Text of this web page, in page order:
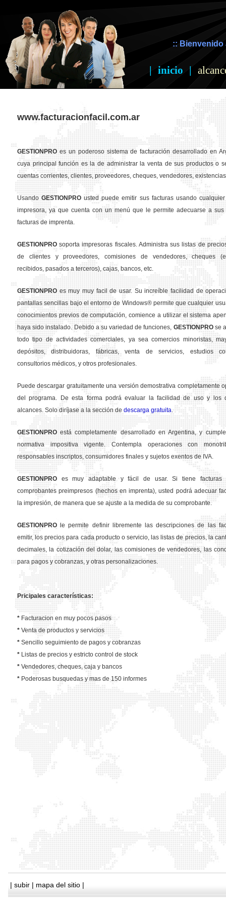
:: Bienvenido
| inicio |
www.facturacionfacil.com.ar
GESTION PRO es un poderoso sistema de facturación desarrollado en
cuya principal función es la de administrar la venta de sus productos o
cuentas corrientes, clientes, proveedores, cheques, vendedores,
Usando GESTION PRO usted puede emitir sus facturas usando
impresora, ya que cuenta con un menú que le permite adecuarse a sus
facturas de imprenta.
GESTION PRO soporta impresoras fiscales. Administra sus listas de
de clientes y proveedores, comisiones de vendedores, cheques
recibidos, pasados a terceros), cajas, bancos, etc.
GESTION PRO es muy muy facil de usar. Su increíble facilidad de
pantallas sencillas bajo el entorno de Windows® permite que cualquier
conocimientos previos de computación, comience a utilizar el sistema
haya sido instalado. Debido a su variedad de funciones, GESTION PROse
todo tipo de actividades comerciales, ya sea comercios minoristas,
depósitos, distribuidoras, fábricas, venta de servicios, estudios
consultorios médicos, y otros profesionales.
Puede descargar gratuitamente una versión demostrativa completamente
del programa. De esta forma podrá evaluar la facilidad de uso y los
alcances. Solo diríjase a la sección de descarga gratuita.
GESTION PRO está completamente desarrollado en Argentina, y
normativa impositiva vigente. Contempla operaciones con
responsables inscriptos, consumidores finales y sujetos exentos de IVA.
GESTION PRO es muy adaptable y fácil de usar. Si tiene facturas
comprobantes preimpresos (hechos en imprenta), usted podrá adecuar
la impresión, de manera que se ajuste a la medida de su comprobante.
GESTION PRO le permite definir libremente las descripciones de las
emitir, los precios para cada producto o servicio, las listas de precios, la
decimales, la cotización del dolar, las comisiones de vendedores, las
para pagos y cobranzas, y otras personalizaciones.
Pricipales características:
* Facturacion en muy pocos pasos
* Venta de productos y servicios
* Sencillo seguimiento de pagos y cobranzas
* Listas de precios y estricto control de stock
* Vendedores, cheques, caja y bancos
* Poderosas busquedas y mas de 150 informes
| subir | mapa del sitio |